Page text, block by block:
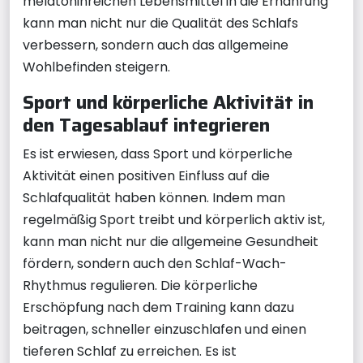
kann man nicht nur die Qualität des Schlafs
verbessern, sondern auch das allgemeine
Wohlbefinden steigern.
Sport und körperliche Aktivität in
den Tagesablauf integrieren
Es ist erwiesen, dass Sport und körperliche
Aktivität einen positiven Einfluss auf die
Schlafqualität haben können. Indem man
regelmäßig Sport treibt und körperlich aktiv ist,
kann man nicht nur die allgemeine Gesundheit
fördern, sondern auch den Schlaf-Wach-
Rhythmus regulieren. Die körperliche
Erschöpfung nach dem Training kann dazu
beitragen, schneller einzuschlafen und einen
tieferen Schlaf zu erreichen. Es ist